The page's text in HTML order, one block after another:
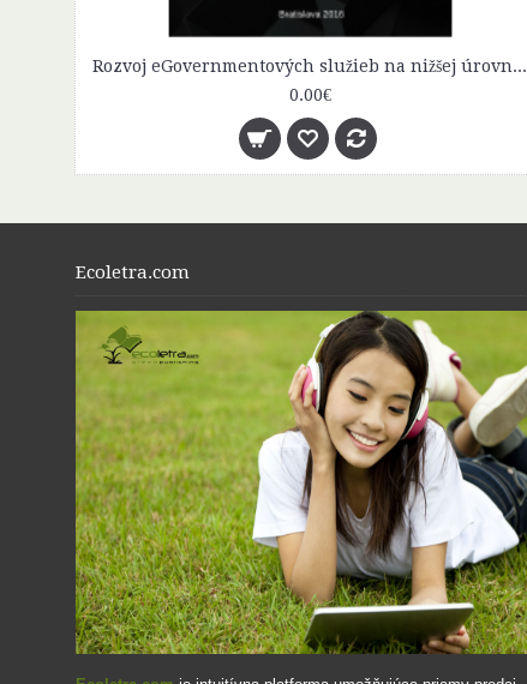
Rozvoj eGovernmentových služieb na nižšej úrovni štátnej a verejnej správy
0.00€
Ecoletra.com